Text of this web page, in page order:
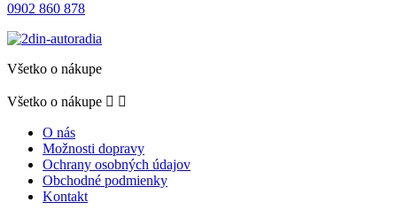
0902 860 878
Všetko o nákupe
Všetko o nákupe  
O nás
Možnosti dopravy
Ochrany osobných údajov
Obchodné podmienky
Kontakt